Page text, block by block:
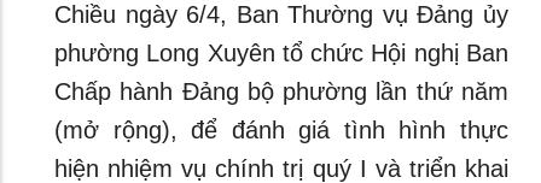
Chiều ngày 6/4, Ban Thường vụ Đảng ủy
phường Long Xuyên tổ chức Hội nghị Ban
Chấp hành Đảng bộ phường lần thứ năm
(mở rộng), để đánh giá tình hình thực
hiện nhiệm vụ chính trị quý I và triển khai